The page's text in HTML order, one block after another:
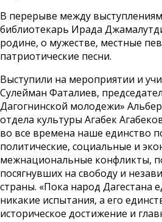
В перерыве между
библиотекарь Ирада
родине, о мужестве, местные
патриотические песни.
Выступили на мероприятии и
Сулейман Фаталиев,
Дагогнинской молодежи»
отдела культуры Агабек
во все времена наше единство
политические, социальные и
межнациональные конфликты,
посягнувших на свободу и
страны. «Пока народ Дагестана
никакие испытания, а его
историческое достижение и